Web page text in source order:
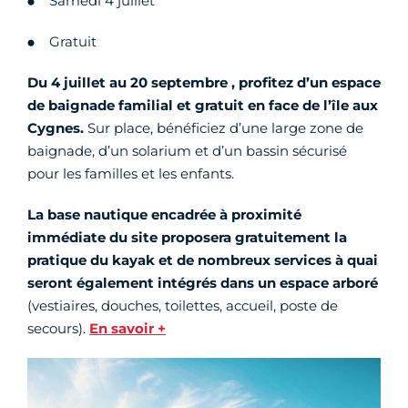
Gratuit
Du 4 juillet au 20 septembre , profitez d’un espace
de baignade familial et gratuit en face de l’île aux
Cygnes. Sur place, bénéficiez d’une large zone de
baignade, d’un solarium et d’un bassin sécurisé
pour les familles et les enfants.
La base nautique encadrée à proximité
immédiate du site proposera gratuitement la
pratique du kayak et de nombreux services à quai
seront également intégrés dans un espace arboré
(vestiaires, douches, toilettes, accueil, poste de
secours). En savoir +